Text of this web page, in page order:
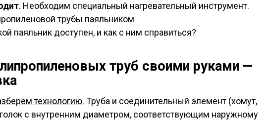
. Необходим специальный нагревательный инструмент.
паяльник доступен, и как с ним справиться?
труб своими руками —
технологию. Труба и соединительный элемент (хомут,
с внутренним диаметром, соответствующим наружному